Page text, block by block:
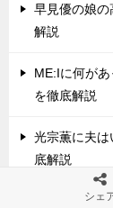
早見優の娘
解説
ME:Iに何が
を徹底解説
光宗薫に夫
底解説
尾崎亜美の
シェ